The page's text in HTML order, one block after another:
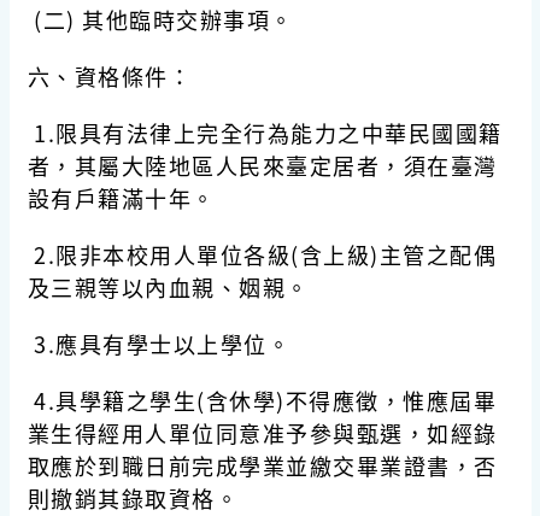
(二) 其他臨時交辦事項。
六、資格條件：
1.限具有法律上完全行為能力之中華民國國籍
者，其屬大陸地區人民來臺定居者，須在臺灣
設有戶籍滿十年。
2.限非本校用人單位各級(含上級)主管之配偶
及三親等以內血親、姻親。
3.應具有學士以上學位。
4.具學籍之學生(含休學)不得應徵，惟應屆畢
業生得經用人單位同意准予參與甄選，如經錄
取應於到職日前完成學業並繳交畢業證書，否
則撤銷其錄取資格。